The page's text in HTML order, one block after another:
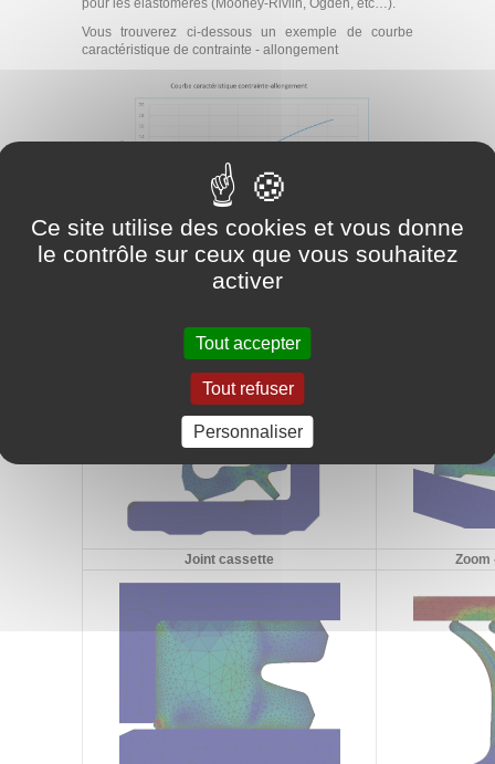
pour les élastomères (Mooney-Rivlin, Ogden, etc…).
Vous trouverez ci-dessous un exemple de courbe
caractéristique de contrainte - allongement
France Joint simule ses conceptions à l’aide d’outils
tels que ABAQUS et SOLIDWORKS SIMULATION dont
Joint cassette Zoom
Ce site utilise des cookies et vous donne
le contrôle sur ceux que vous souhaitez
activer
Tout accepter
Tout refuser
Personnaliser